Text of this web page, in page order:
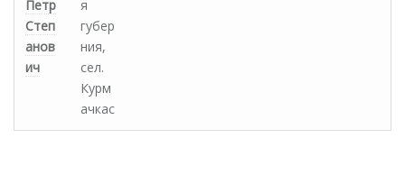
Петр
Степ
анов
ич
я
губер
ния,
сел.
Курм
ачкас